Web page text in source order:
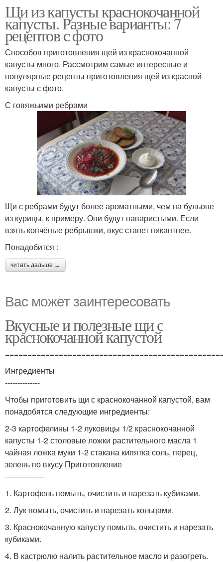
Щи из капусты краснокочанной
капусты. Разные варианты: 7
рецептов с фото
Способов приготовления щей из краснокочанной
капусты много. Рассмотрим самые интересные и
популярные рецепты приготовления щей из красной
капусты с фото.
С говяжьими ребрами
Щи с ребрами будут более ароматными, чем на бульоне
из курицы, к примеру. Они будут наваристыми. Если
взять копчёные ребрышки, вкус станет пикантнее.
Понадобится :
читать дальше →
Вас может заинтересовать
Вкусные и полезные щи с
краснокочанной капустой
Ингредиенты
--------------
Чтобы приготовить щи с краснокочанной капустой, вам
понадобятся следующие ингредиенты:
2-3 картофелины 1-2 луковицы 1/2 краснокочанной
капусты 1-2 столовые ложки растительного масла 1
чайная ложка муки 1-2 стакана кипятка соль, перец,
зелень по вкусу Приготовление
----------------
1. Картофель помыть, очистить и нарезать кубиками.
2. Лук помыть, очистить и нарезать кольцами.
3. Краснокочанную капусту помыть, очистить и нарезать
кубиками.
4. В кастрюлю налить растительное масло и разогреть.